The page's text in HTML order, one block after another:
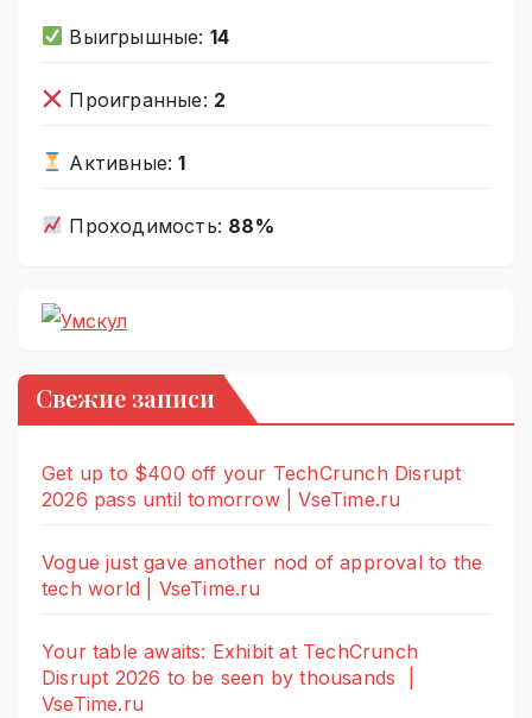
Выигрышные: 14
Проигранные: 2
Активные:1
Проходимость: 88%
Свежие записи
Get up to $400 off your TechCrunch Disrupt
2026 pass until tomorrow | VseTime.ru
Vogue just gave another nod of approval to the
tech world | VseTime.ru
Your table awaits: Exhibit at TechCrunch
Disrupt 2026 to be seen by thousands |
VseTime.ru